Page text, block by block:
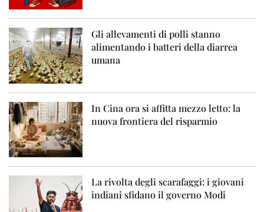
Gli allevamenti di polli stanno
alimentando i batteri della diarrea
umana
In Cina ora si affitta mezzo letto: la
nuova frontiera del risparmio
La rivolta degli scarafaggi: i giovani
indiani sfidano il governo Modi